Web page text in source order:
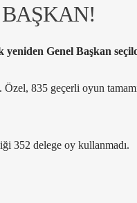
yeniden Genel Başkan
835 geçerli oyun
352 delege oy kullanmadı.